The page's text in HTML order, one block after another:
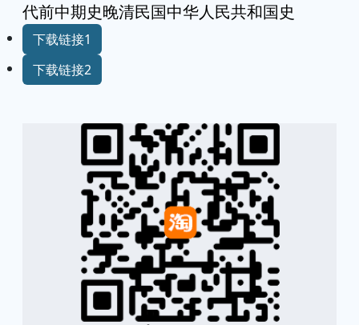
代前中期史晚清民国中华人民共和国史
下载链接1
下载链接2